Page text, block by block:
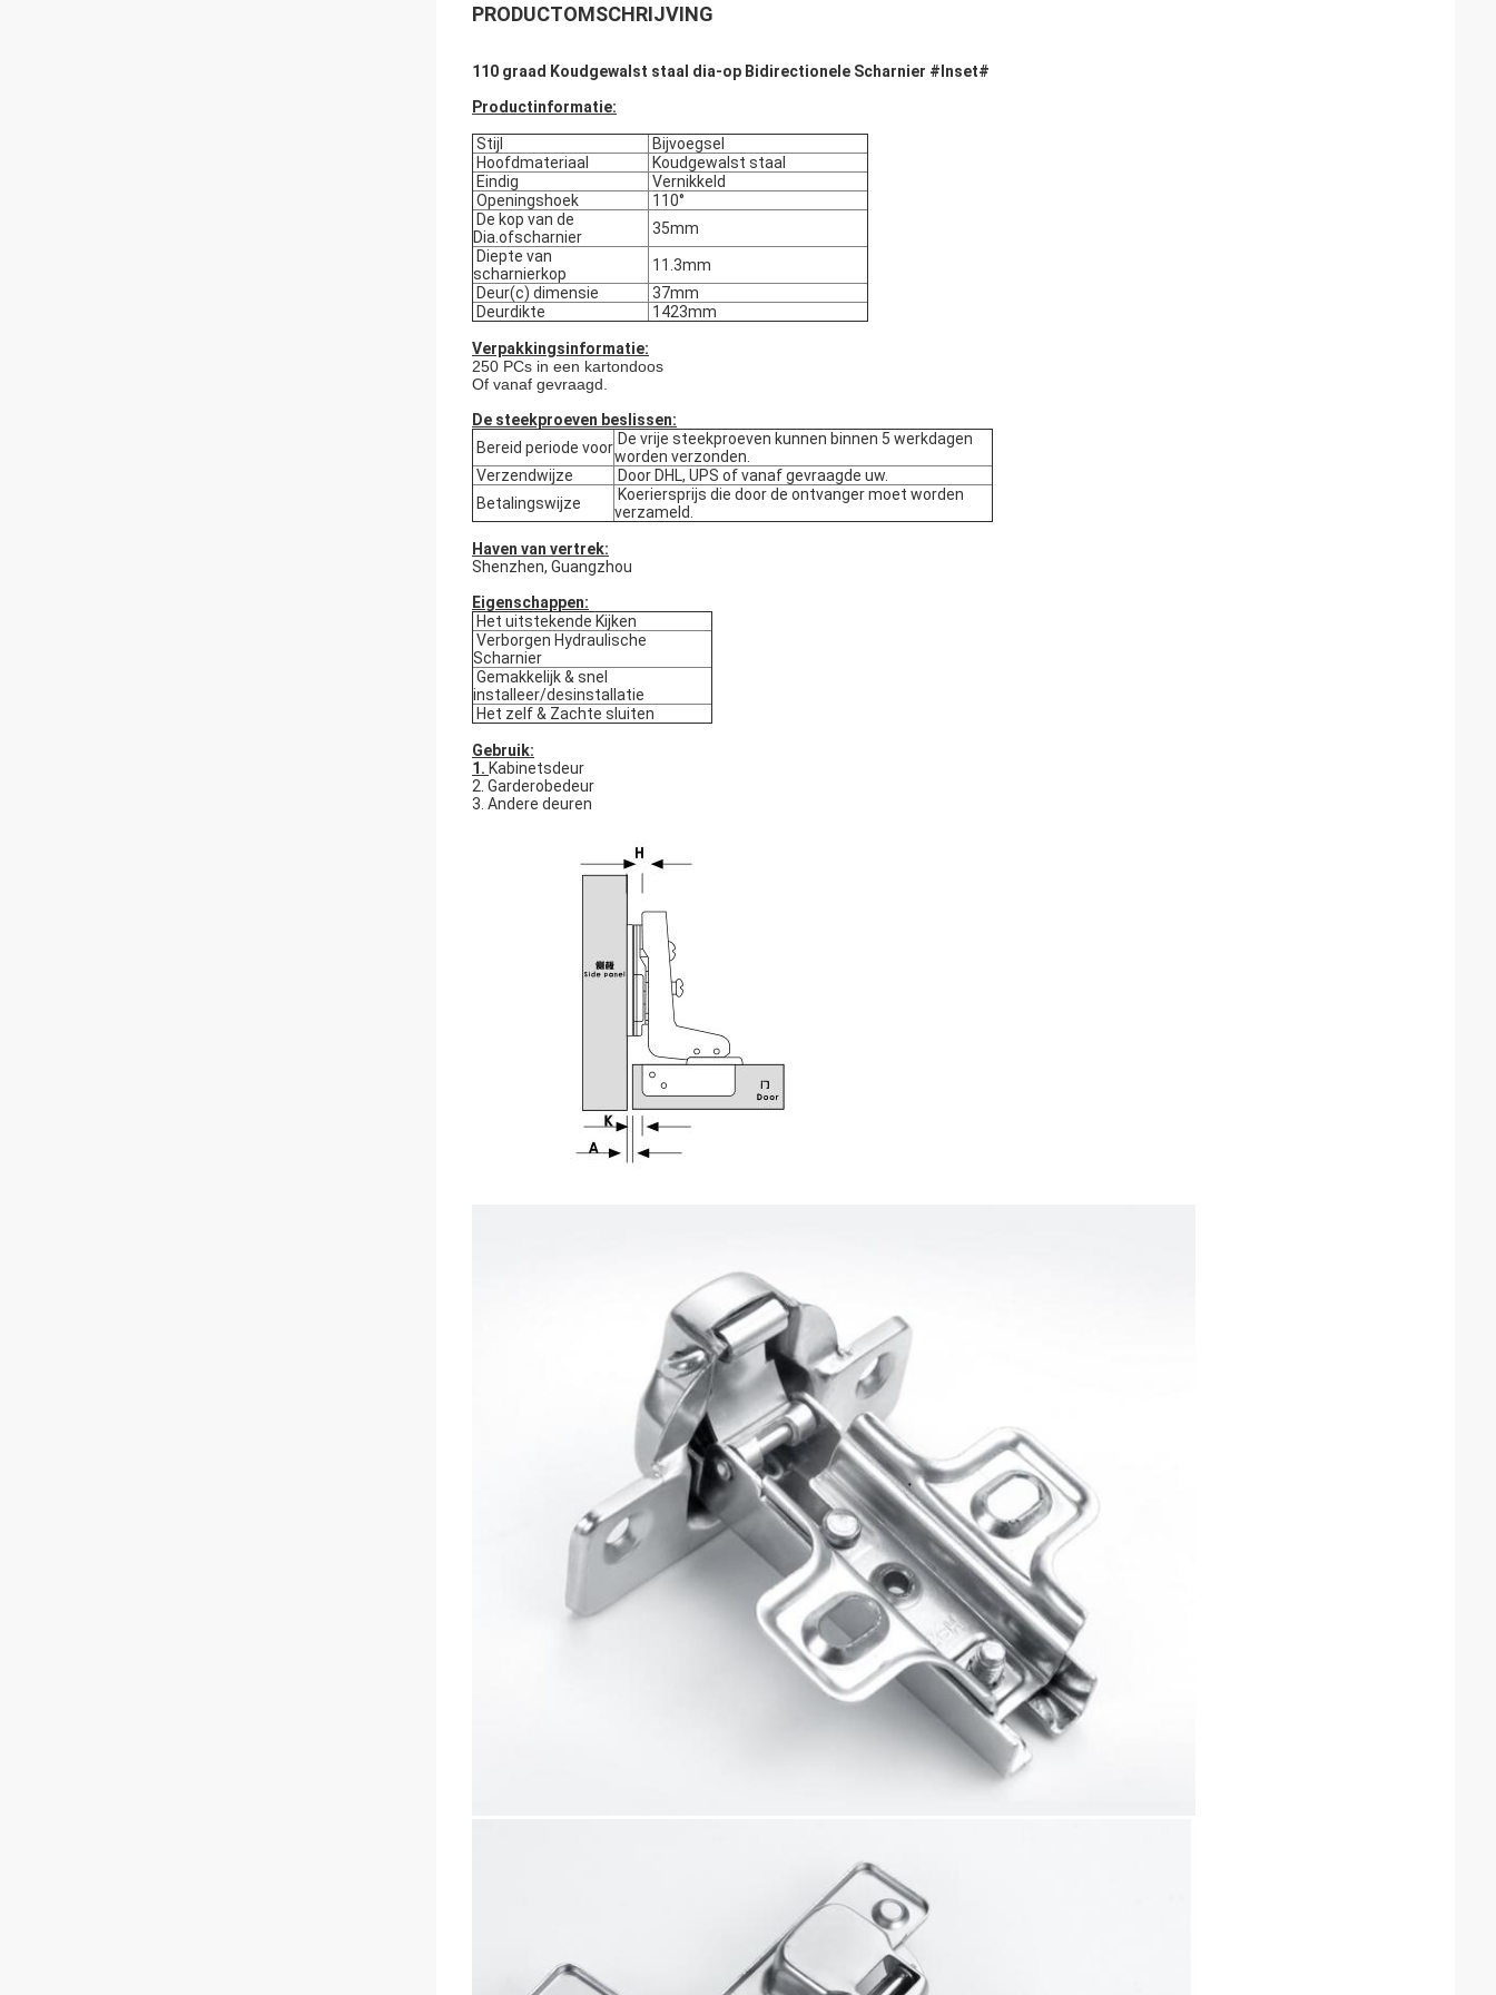
PRODUCTOMSCHRIJVING
110 graad Koudgewalst staal dia-op Bidirectionele Scharnier #Inset#
Productinformatie:
Stijl
Bijvoegsel
Hoofdmateriaal
Koudgewalst staal
Eindig
Vernikkeld
Openingshoek
110°
De kop van de
Dia.ofscharnier
35mm
Diepte van
scharnierkop
11.3mm
Deur(c) dimensie
37mm
Deurdikte
1423mm
Verpakkingsinformatie:
250 PCs in een kartondoos
Of vanaf gevraagd.
De steekproeven beslissen:
Bereid periode voor De vrije steekproeven kunnen binnen 5 werkdagen
worden verzonden.
Verzendwijze
Door DHL, UPS of vanaf gevraagde uw.
Betalingswijze
Koeriersprijs die door de ontvanger moet worden
verzameld.
Haven van vertrek:
Shenzhen, Guangzhou
Eigenschappen:
Het uitstekende Kijken
Verborgen Hydraulische
Scharnier
Gemakkelijk & snel
installeer/desinstallatie
Het zelf & Zachte sluiten
Gebruik:
1. Kabinetsdeur
2. Garderobedeur
3. Andere deuren